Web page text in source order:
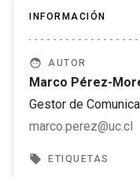
INFORMACIÓN
face AUTOR
Marco Pérez-
Gestor de
marco.perez@uc.cl
local_offer ETIQUETAS